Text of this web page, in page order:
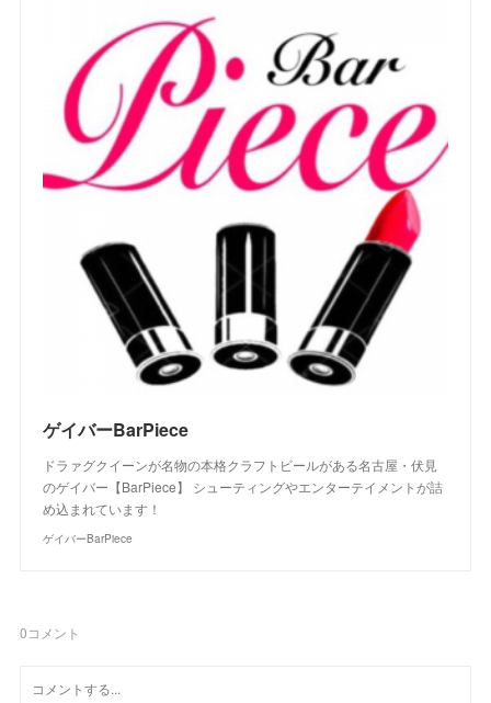
ゲイバーBarPiece
ドラァグクイーンが名物の本格クラフトビールがある名古屋・伏見
のゲイバー【BarPiece】 シューティングやエンターテイメントが詰
め込まれています！
ゲイバーBarPiece
0コメント